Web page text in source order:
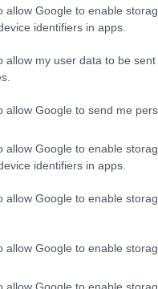
allow Google to enable
identifiers in apps.
allow my user data to be
allow Google to send me
allow Google to enable
identifiers in apps.
allow Google to enable
allow Google to enable
allow Google to enable
και
των 200.000
με το
εμπόριο
από τα
σήμερα το